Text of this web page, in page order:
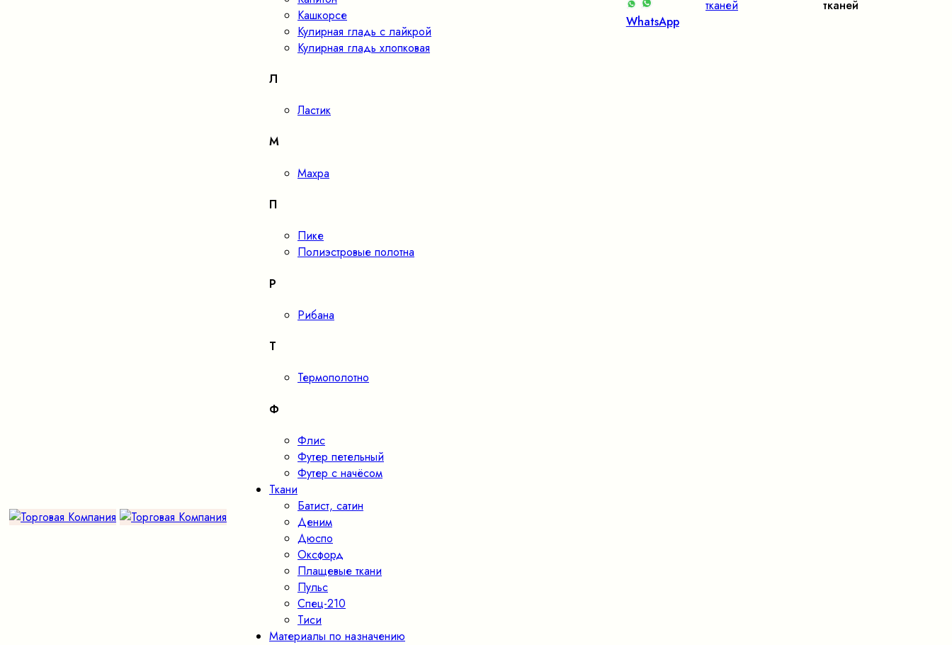
WhatsApp
тканей
тканей
Кашкорсе
Кулирная гладь с лайкрой
Кулирная гладь хлопковая
Л
Ластик
М
Махра
П
Пике
Полиэстровые полотна
Р
Рибана
Т
Термополотно
Ф
Флис
Футер петельный
Футер с начёсом
Ткани
Батист, сатин
Деним
Дюспо
Оксфорд
Плащевые ткани
Пульс
Спец-210
Тиси
Материалы по назначению